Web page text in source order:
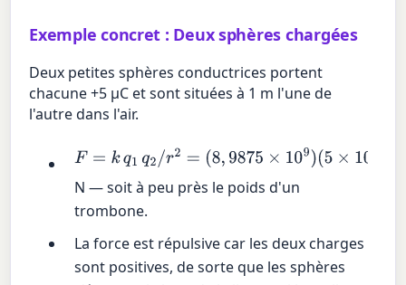
Exemple concret : Deux sphères chargées
Deux petites sphères conductrices portent
chacune +5 µC et sont situées à 1 m l'une de
l'autre dans l'air.
F= kq 1q2/ r2=(8,9875×109)
(5 10−6) 2/ 12≈0,225
N — soit à peu près le poids d'un
trombone.
La force est répulsive car les deux charges
sont positives, de sorte que les sphères